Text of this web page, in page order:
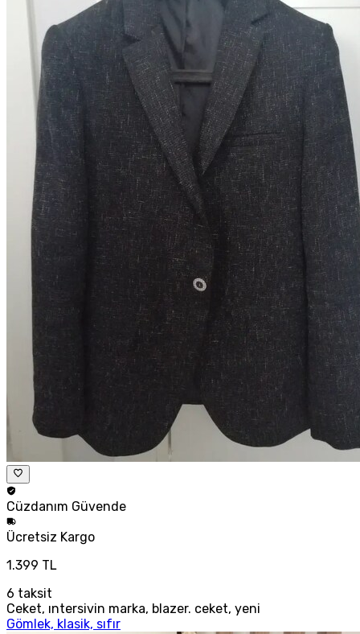
Cüzdanım Güvende
Ücretsiz Kargo
1.399 TL
6 taksit
Ceket, ıntersivin marka, blazer. ceket, yeni
Gömlek, klasik, sıfır